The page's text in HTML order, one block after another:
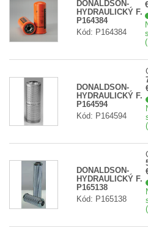
DONALDSON-
HYDRAULICKÝ F.
P164384
Kód: P164384
DONALDSON-
HYDRAULICKÝ F.
P164594
Kód: P164594
DONALDSON-
HYDRAULICKÝ F.
P165138
Kód: P165138